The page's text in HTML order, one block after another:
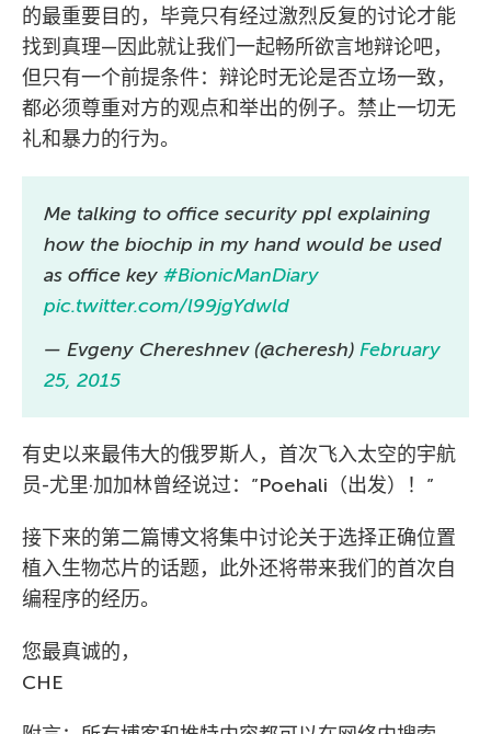
的最重要目的，毕竟只有经过激烈反复的讨论才能
找到真理—因此就让我们一起畅所欲言地辩论吧，
但只有一个前提条件：辩论时无论是否立场一致，
都必须尊重对方的观点和举出的例子。禁止一切无
礼和暴力的行为。
Me talking to office security ppl explaining
how the biochip in my hand would be used
as office key #BionicManDiary
pic.twitter.com/l99jgYdwld
— Evgeny Chereshnev (@cheresh) February
25, 2015
有史以来最伟大的俄罗斯人，首次飞入太空的宇航
员-尤里·加加林曾经说过：”Poehali（出发）！”
接下来的第二篇博文将集中讨论关于选择正确位置
植入生物芯片的话题，此外还将带来我们的首次自
编程序的经历。
您最真诚的，
CHE